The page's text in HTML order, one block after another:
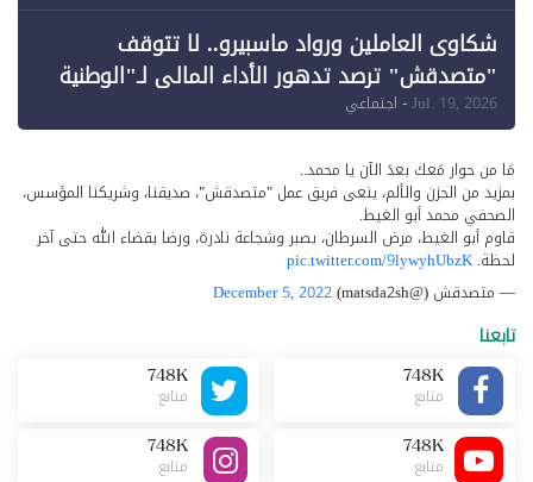
شكاوى العاملين ورواد ماسبيرو.. لا تتوقف
"متصدقش" ترصد تدهور الأداء المالي لـ"الوطنية
للإعلام"
Jul. 19, 2026- اجتماعي
مَا من حوار مَعك بعدَ الآن يا محمد..
بمزيد من الحزن والألم، ينعى فريق عمل "متصدقش"، صديقنا، وشريكنا المؤسس،
الصحفي محمد أبو الغيط.
قاوم أبو الغيط، مرض السرطان، بصبر وشجاعة نادرة، ورضا بقضاء الله حتى آخر
لحظة. pic.twitter.com/9lywyhUbzK
— متصدقش (@matsda2sh)
December 5, 2022
تابعنا
748K
متابع
748K
متابع
748K
متابع
748K
متابع